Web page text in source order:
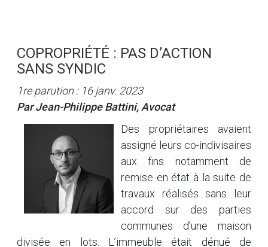
COPROPRIÉTÉ : PAS D’ACTION
SANS SYNDIC
1re parution : 16 janv. 2023
Par Jean-Philippe Battini, Avocat
Des propriétaires avaient
assigné leurs co-indivisaires
aux fins notamment de
remise en état à la suite de
travaux réalisés sans leur
accord sur des parties
communes d’une maison
divisée en lots. L’immeuble était dénué de